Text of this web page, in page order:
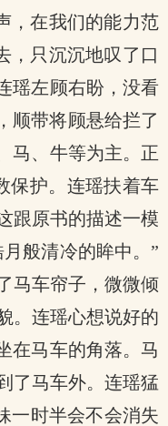
，在我们的能力范
，只沉沉地叹了口
瑶左顾右盼，没看
顺带将顾悬给拦了
马、牛等为主。正
保护。连瑶扶着车
跟原书的描述一模
般清冷的眸中。”
马车帘子，微微倾
。连瑶心想说好的
在马车的角落。马
了马车外。连瑶猛
一时半会不会消失